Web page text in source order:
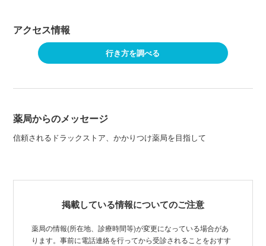
アクセス情報
行き方を調べる
薬局からのメッセージ
信頼されるドラックストア、かかりつけ薬局を目指して
掲載している情報についてのご注意
薬局の情報(所在地、診療時間等)が変更になっている場合があ
ります。事前に電話連絡を行ってから受診されることをおすす